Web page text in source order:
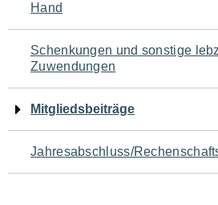
Hand
Schenkungen und sonstige
Zuwendungen
Mitgliedsbeiträge
Jahresabschluss/